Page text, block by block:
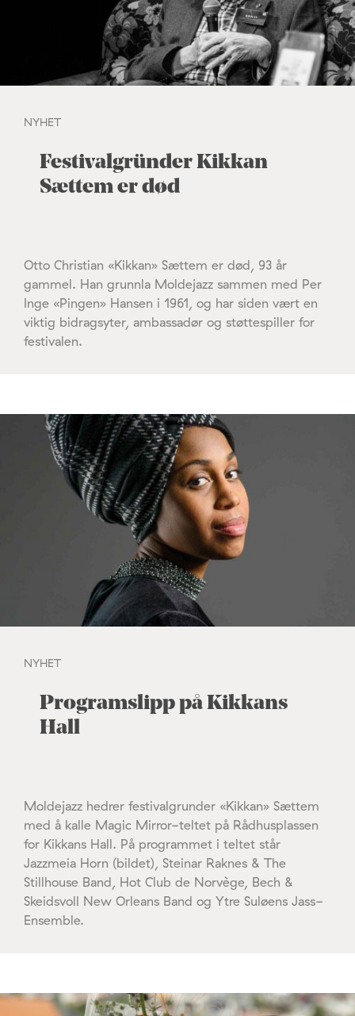
NYHET
Festivalgründer Kikkan
Sættem er død
Otto Christian «Kikkan» Sættem er død, 93 år
gammel. Han grunnla Moldejazz sammen med Per
Inge «Pingen» Hansen i 1961, og har siden vært en
viktig bidragsyter, ambassadør og støttespiller for
festivalen.
NYHET
Programslipp på Kikkans
Hall
Moldejazz hedrer festivalgrunder «Kikkan» Sættem
med å kalle Magic Mirror-teltet på Rådhusplassen
for Kikkans Hall. På programmet i teltet står
Jazzmeia Horn (bildet), Steinar Raknes & The
Stillhouse Band, Hot Club de Norvège, Bech &
Skeidsvoll New Orleans Band og Ytre Suløens Jass-
Ensemble.